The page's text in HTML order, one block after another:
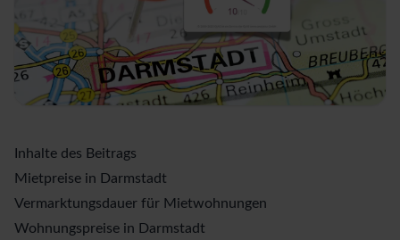
Inhalte des Beitrags
Mietpreise in Darmstadt
Vermarktungsdauer für Mietwohnungen
Wohnungspreise in Darmstadt